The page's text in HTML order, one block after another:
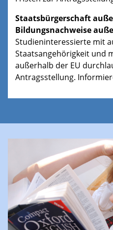
Staatsbürgerschaft
Bildungsnachweise
Studieninteressierte mit
Staatsangehörigkeit und
außerhalb der EU
Antragsstellung.